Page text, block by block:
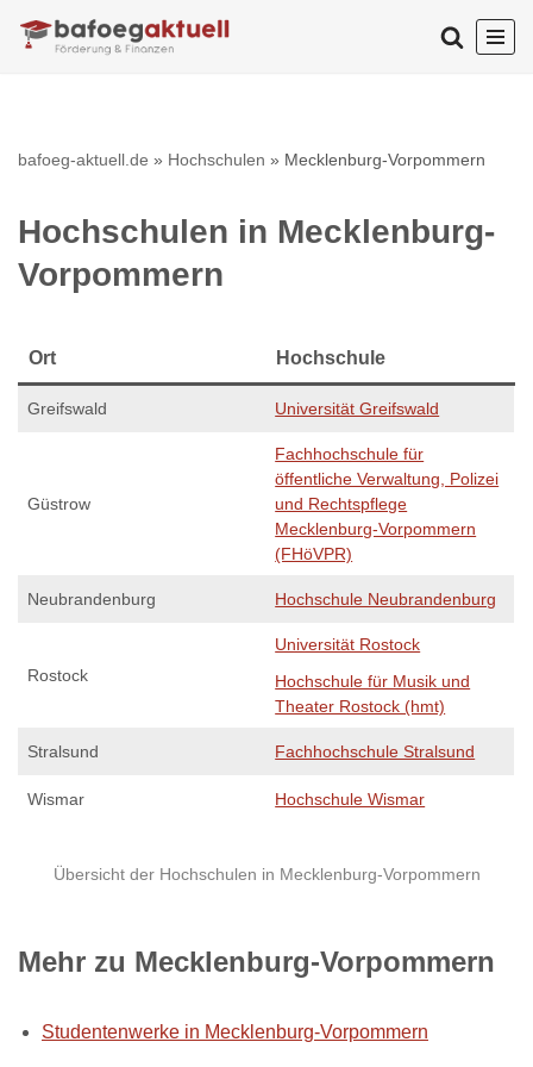
bafoeg-aktuell.de » Hochschulen » Mecklenburg-Vorpommern
Hochschulen in Mecklenburg-
Vorpommern
Ort Hochschule
Greifswald Universität Greifswald
Güstrow
Fachhochschule für
öffentliche Verwaltung, Polizei
und Rechtspflege
Mecklenburg-Vorpommern
(FHöVPR)
Neubrandenburg Hochschule Neubrandenburg
Rostock
Universität Rostock
Hochschule für Musik und
Theater Rostock (hmt)
Stralsund Fachhochschule Stralsund
Wismar Hochschule Wismar
Übersicht der Hochschulen in Mecklenburg-Vorpommern
Mehr zu Mecklenburg-Vorpommern
Studentenwerke in Mecklenburg-Vorpommern